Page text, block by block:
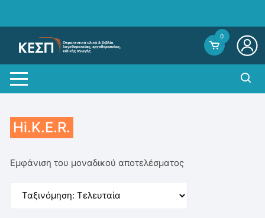
0
Hi.K.E.R.
Εμφάνιση του μοναδικού αποτελέσματος